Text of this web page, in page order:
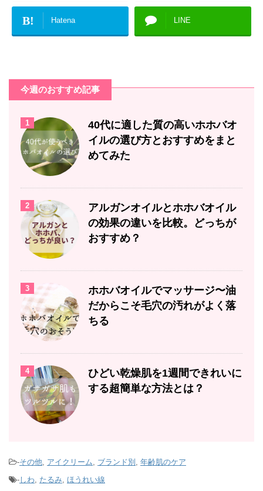
B! Hatena LINE
今週のおすすめ記事
1
40代に適した質の高いホホバオ
イルの選び方とおすすめをまと
めてみた
2
アルガンオイルとホホバオイル
の効果の違いを比較。どっちが
おすすめ？
3
ホホバオイルでマッサージ〜油
だからこそ毛穴の汚れがよく落
ちる
4
ひどい乾燥肌を1週間できれいに
する超簡単な方法とは？
-その他 アイクリーム ブランド別 年齢肌のケア
-しわ たるみ ほうれい線